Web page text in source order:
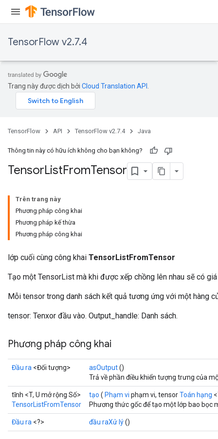
TensorFlow v2.7.4
Trang này được dịch bởi Cloud Translation API
TensorFlow API TensorFlow v2.7.4 Java
Thông tin này có hữu ích không cho bạn không?
TensorListFromTensor
Trên trang này
Phương pháp công khai
Phương pháp kế thừa
Phương pháp công khai
lớp cuối cùng công khai TensorListFromTensor
Tạo một TensorList mà khi được xếp chồng lên nhau sẽ có
Mỗi tensor trong danh sách kết quả tương ứng với một hàng
tensor: Tenxor đầu vào. Output_handle: Danh sách.
Phương pháp công khai
Đầu ra <Đối tượng> asOutput()
Trả về phần điều khiển tượng trưng của
tĩnh <T, U mở rộng Số>
TensorListFromTensor
tạo ( Phạm vi phạm vi, tensorToán hạng
Phương thức gốc để tạo một lớp bao bọc
Đầu ra <?> đầu raXử lý()